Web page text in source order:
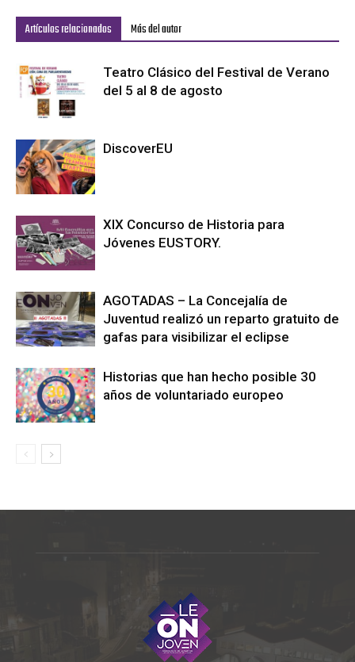
Artículos relacionados Más del autor
Teatro Clásico del Festival de Verano
del 5 al 8 de agosto
DiscoverEU
XIX Concurso de Historia para
Jóvenes EUSTORY.
AGOTADAS – La Concejalía de
Juventud realizó un reparto gratuito de
gafas para visibilizar el eclipse
Historias que han hecho posible 30
años de voluntariado europeo